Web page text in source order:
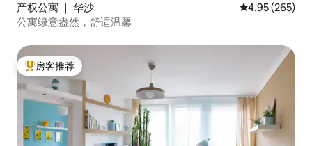
产权公寓 ｜ 华沙 平均评分 4.95
4.95 (265)
公寓绿意盎然，舒适温馨
热门「房客推荐」
房客推荐